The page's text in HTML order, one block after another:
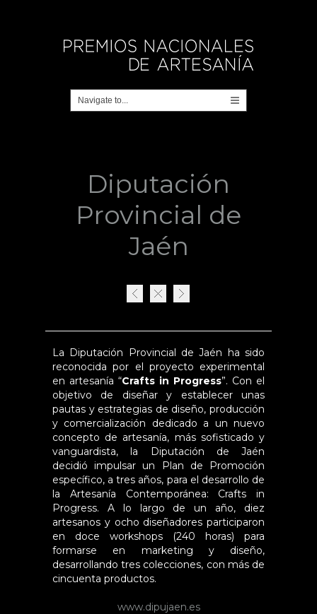
Diputación
Provincial de
Jaén
La Diputación Provincial de Jaén ha sido
reconocida por el proyecto experimental
en artesanía “Crafts in Progress”. Con el
objetivo de diseñar y establecer unas
pautas y estrategias de diseño, producción
y comercialización dedicado a un nuevo
concepto de artesanía, más sofisticado y
vanguardista, la Diputación de Jaén
decidió impulsar un Plan de Promoción
específico, a tres años, para el desarrollo de
la Artesanía Contemporánea: Crafts in
Progress. A lo largo de un año, diez
artesanos y ocho diseñadores participaron
en doce workshops (240 horas) para
formarse en marketing y diseño,
desarrollando tres colecciones, con más de
cincuenta productos.
www.dipujaen.es